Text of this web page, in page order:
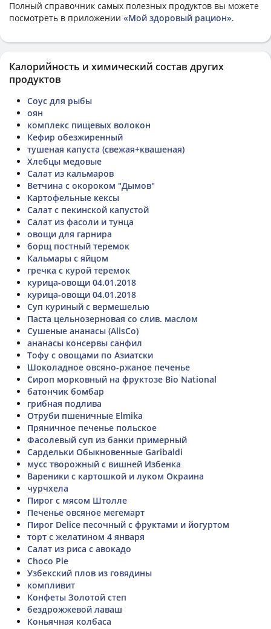
Полный справочник самых полезных продуктов вы можете
посмотреть в приложении «Мой здоровый рацион».
Калорийность и химический состав других
продуктов
Соус для рыбы
оян
комплекс пищевых волокон
Кефир обезжиренный
тушеная капуста (свежая+квашеная)
Хлебцы медовые
Салат из кальмаров
Ветчина с окороком "Дымов"
Картофельные кексы
Салат с пекинской капустой
Салат из фасоли и тунца
овощи для гарнира
борщ постный теремок
Кальмары с яйцом
гречка с курой теремок
курица-овощи 04.01.2018
курица-овощи 04.01.2018
Суп куриный с вермешелью
Паста цельнозерновая со слив. маслом
Сушеные ананасы (AlisCo)
ананасы консервы санфил
Тофу с овощами по Азиатски
Шоколадное овсяно-ржаное печенье
Сироп морковный на фруктозе Bio National
батончик бомбар
грибная подлива
Отруби пшеничные Elmika
Пряничное печенье польское
Фасолевый суп из банки примерный
Сардельки Обыкновенные Garibaldi
мусс творожный с вишней Избенка
Вареники с картошкой и луком Окраина
чурчхела
Пирог с мясом Штолле
Печенье овсяное мегемарт
Пирог Delice песочный с фруктами и йогуртом
торт с желатином 4 января
Салат из риса с авокадо
Choco Pie
Узбекский плов из говядины
компливит
Конфеты Золотой степ
бездрожжевой лаваш
Коньячная колбаса